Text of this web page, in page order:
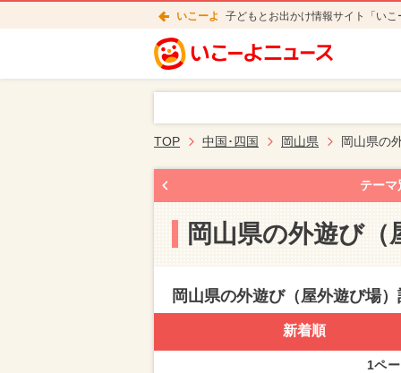
いこーよ 子どもとお出かけ情報サイト「い
TOP 中国･四国 岡山県 岡山県の
テー
岡山県の外遊び
岡山県の外遊び（屋外遊び場
新着順
1ペ